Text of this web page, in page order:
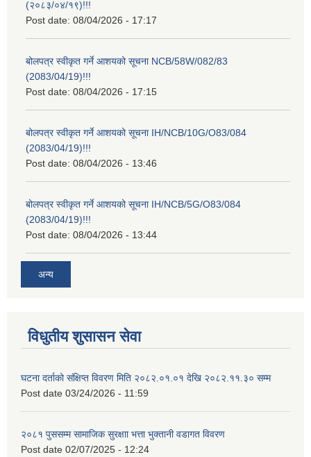
(२०८३/०४/१९)!!!
Post date: 08/04/2026 - 17:17
बोलपत्र स्वीकृत गर्ने आशयको सूचना NCB/58W/082/83
(2083/04/19)!!!
Post date: 08/04/2026 - 17:15
बोलपत्र स्वीकृत गर्ने आशयको सूचना IH/NCB/10G/O83/084
(2083/04/19)!!!
Post date: 08/04/2026 - 13:46
बोलपत्र स्वीकृत गर्ने आशयको सूचना IH/NCB/5G/O83/084
(2083/04/19)!!!
Post date: 08/04/2026 - 13:44
अन्य
विधुतीय शुसासन सेवा
घटना दर्ताको संक्षिप्त विवरण मिति २०८२.०१.०१ देखि २०८२.११.३० सम्म
Post date 03/24/2026 - 11:59
२०८१ पुससम्म सामाजिक सुरक्षाा भत्ता भुक्तानी वडागत विवरण
Post date 02/07/2025 - 12:24